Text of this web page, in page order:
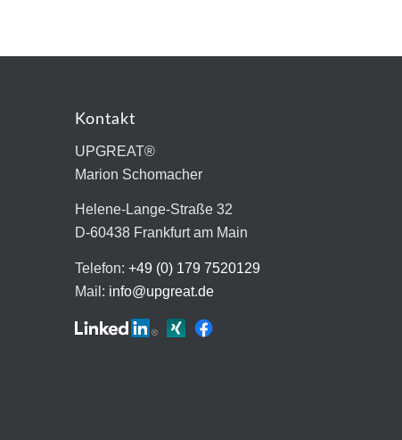
Kontakt
UPGREAT®
Marion Schomacher
Helene-Lange-Straße 32
D-60438 Frankfurt am Main
Telefon: +49 (0) 179 7520129
Mail: info@upgreat.de